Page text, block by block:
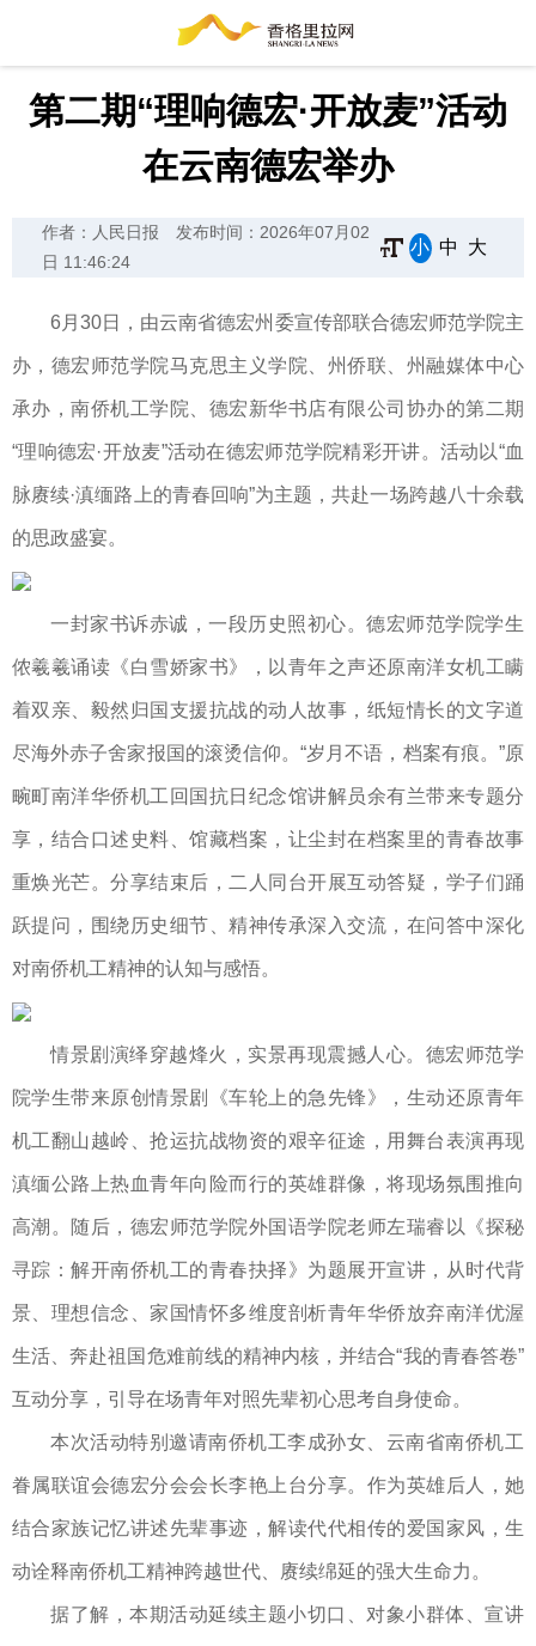
第二期“理响德宏·开放麦”活动
在云南德宏举办
作者：人民日报
发布时间：2026年07月02
日 11:46:24
小 中 大
6月30日，由云南省德宏州委宣传部联合德宏师范学院主
办，德宏师范学院马克思主义学院、州侨联、州融媒体中心
承办，南侨机工学院、德宏新华书店有限公司协办的第二期
“理响德宏·开放麦”活动在德宏师范学院精彩开讲。活动以“血
脉赓续·滇缅路上的青春回响”为主题，共赴一场跨越八十余载
的思政盛宴。
一封家书诉赤诚，一段历史照初心。德宏师范学院学生
侬羲羲诵读《白雪娇家书》，以青年之声还原南洋女机工瞒
着双亲、毅然归国支援抗战的动人故事，纸短情长的文字道
尽海外赤子舍家报国的滚烫信仰。“岁月不语，档案有痕。”原
畹町南洋华侨机工回国抗日纪念馆讲解员余有兰带来专题分
享，结合口述史料、馆藏档案，让尘封在档案里的青春故事
重焕光芒。分享结束后，二人同台开展互动答疑，学子们踊
跃提问，围绕历史细节、精神传承深入交流，在问答中深化
对南侨机工精神的认知与感悟。
情景剧演绎穿越烽火，实景再现震撼人心。德宏师范学
院学生带来原创情景剧《车轮上的急先锋》，生动还原青年
机工翻山越岭、抢运抗战物资的艰辛征途，用舞台表演再现
滇缅公路上热血青年向险而行的英雄群像，将现场氛围推向
高潮。随后，德宏师范学院外国语学院老师左瑞睿以《探秘
寻踪：解开南侨机工的青春抉择》为题展开宣讲，从时代背
景、理想信念、家国情怀多维度剖析青年华侨放弃南洋优渥
生活、奔赴祖国危难前线的精神内核，并结合“我的青春答卷”
互动分享，引导在场青年对照先辈初心思考自身使命。
本次活动特别邀请南侨机工李成孙女、云南省南侨机工
眷属联谊会德宏分会会长李艳上台分享。作为英雄后人，她
结合家族记忆讲述先辈事迹，解读代代相传的爱国家风，生
动诠释南侨机工精神跨越世代、赓续绵延的强大生命力。
据了解，本期活动延续主题小切口、对象小群体、宣讲